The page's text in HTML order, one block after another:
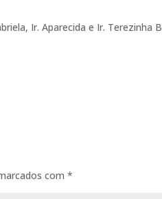
Ir. Aparecida e Ir. Terezinha B
com*